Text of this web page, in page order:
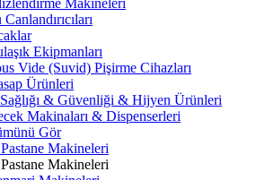
Makineleri
Canlandırıcıları
Ekipmanları
Vide (Suvid) Pişirme Cihazları
Ürünleri
& Güvenliği & Hijyen Ürünleri
Makinaları & Dispenserleri
Gör
Makineleri
Makineleri